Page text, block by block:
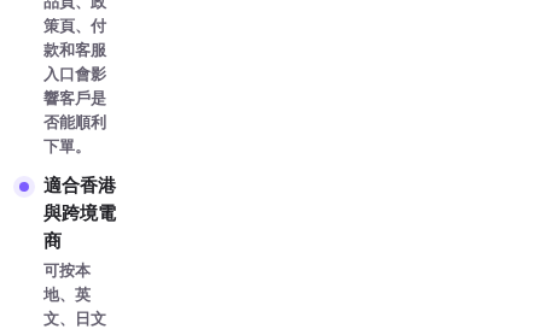
策頁、付
款和客服
入口會影
響客戶是
否能順利
下單。
適合香港
與跨境電
商
可按本
地、英
文、日文